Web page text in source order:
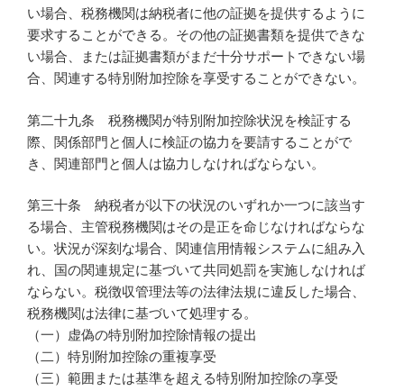
い場合、税務機関は納税者に他の証拠を提供するように
要求することができる。その他の証拠書類を提供できな
い場合、または証拠書類がまだ十分サポートできない場
合、関連する特別附加控除を享受することができない。
第二十九条 税務機関が特別附加控除状況を検証する
際、関係部門と個人に検証の協力を要請することがで
き、関連部門と個人は協力しなければならない。
第三十条 納税者が以下の状況のいずれか一つに該当す
る場合、主管税務機関はその是正を命じなければならな
い。状況が深刻な場合、関連信用情報システムに組み入
れ、国の関連規定に基づいて共同処罰を実施しなければ
ならない。税徴収管理法等の法律法規に違反した場合、
税務機関は法律に基づいて処理する。
（一）虚偽の特別附加控除情報の提出
（二）特別附加控除の重複享受
（三）範囲または基準を超える特別附加控除の享受